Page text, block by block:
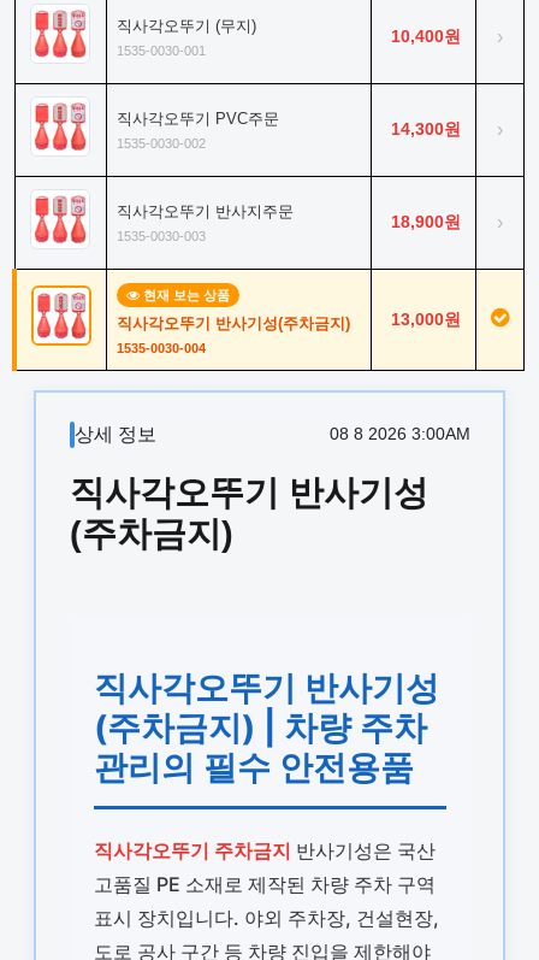
직사각오뚜기 (무지)
1535-0030-001
10,400원 ›
직사각오뚜기 PVC주문
1535-0030-002
14,300원 ›
직사각오뚜기 반사지주문
1535-0030-003
18,900원 ›
현재 보는 상품
직사각오뚜기 반사기성(주차금지)
1535-0030-004
13,000원
상세 정보 08 8 2026 3:00AM
직사각오뚜기 반사기성
(주차금지)
직사각오뚜기 반사기성
(주차금지) | 차량 주차
관리의 필수 안전용품
직사각오뚜기 주차금지 반사기성은 국산
고품질 PE 소재로 제작된 차량 주차 구역
표시 장치입니다. 야외 주차장, 건설현장,
도로 공사 구간 등 차량 진입을 제한해야